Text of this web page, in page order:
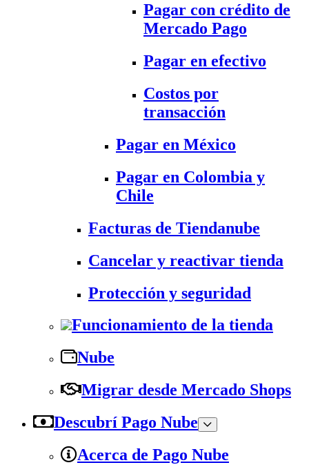
Pagar con crédito de
Mercado Pago
Pagar en efectivo
Costos por
transacción
Pagar en México
Pagar en Colombia y
Chile
Facturas de Tiendanube
Cancelar y reactivar tienda
Protección y seguridad
Funcionamiento de la tienda
Nube
Migrar desde Mercado Shops
Descubrí Pago Nube
Acerca de Pago Nube